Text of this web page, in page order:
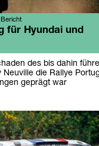
Bericht
für Hyundai und
des bis dahin
die Rallye
geprägt war